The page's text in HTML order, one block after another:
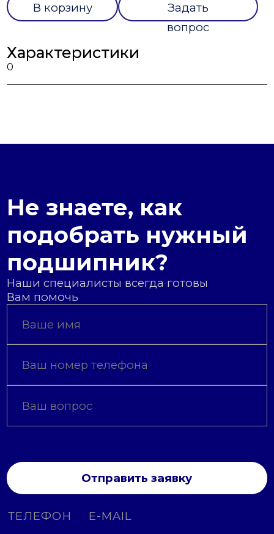
В корзину
Задать
вопрос
Характеристики
0
Не знаете, как
подобрать нужный
подшипник?
Наши специалисты всегда готовы
Вам помочь
Отправить заявку
ТЕЛЕФОН E-MAIL